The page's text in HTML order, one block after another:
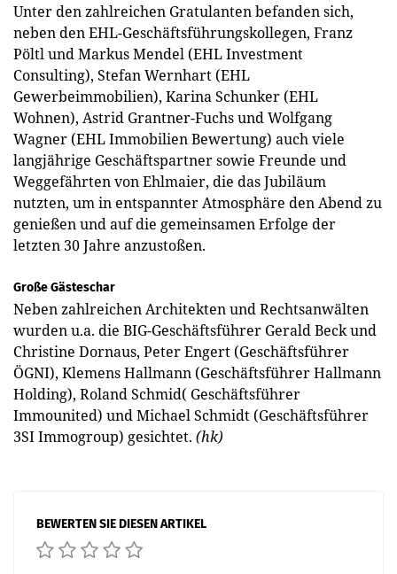
Unter den zahlreichen Gratulanten befanden sich,
neben den EHL-Geschäftsführungskollegen, Franz
Pöltl und Markus Mendel (EHL Investment
Consulting), Stefan Wernhart (EHL
Gewerbeimmobilien), Karina Schunker (EHL
Wohnen), Astrid Grantner-Fuchs und Wolfgang
Wagner (EHL Immobilien Bewertung) auch viele
langjährige Geschäftspartner sowie Freunde und
Weggefährten von Ehlmaier, die das Jubiläum
nutzten, um in entspannter Atmosphäre den Abend zu
genießen und auf die gemeinsamen Erfolge der
letzten 30 Jahre anzustoßen.
Große Gästeschar
Neben zahlreichen Architekten und Rechtsanwälten
wurden u.a. die BIG-Geschäftsführer Gerald Beck und
Christine Dornaus, Peter Engert (Geschäftsführer
ÖGNI), Klemens Hallmann (Geschäftsführer Hallmann
Holding), Roland Schmid( Geschäftsführer
Immounited) und Michael Schmidt (Geschäftsführer
3SI Immogroup) gesichtet. (hk)
BEWERTEN SIE DIESEN ARTIKEL